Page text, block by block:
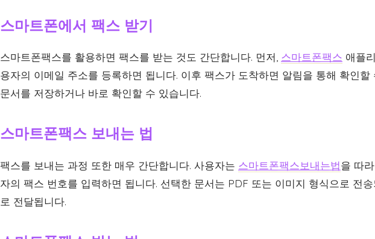
스마트폰에서 팩스 받기
스마트폰팩스를 활용하면 팩스를 받는 것도 간단합니다. 먼저, 스마트폰팩스 애플
용자의 이메일 주소를 등록하면 됩니다. 이후 팩스가 도착하면 알림을 통해 확인할
문서를 저장하거나 바로 확인할 수 있습니다.
스마트폰팩스 보내는 법
팩스를 보내는 과정 또한 매우 간단합니다. 사용자는 스마트폰팩스보내는법을 따
자의 팩스 번호를 입력하면 됩니다. 선택한 문서는 PDF 또는 이미지 형식으로 전
로 전달됩니다.